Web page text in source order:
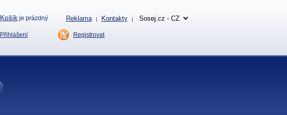
Košík je prázdný Reklama | Kontakty |
Přihlášení Registrovat